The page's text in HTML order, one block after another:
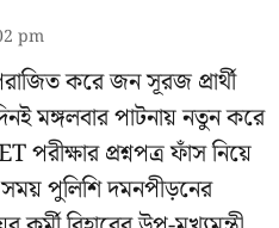
pm
করে জন সূরজ প্রার্থী
মঙ্গলবার পাটনায় নতুন করে
প্রশ্নপত্র ফাঁস নিয়ে
পুলিশি দমনপীড়নের